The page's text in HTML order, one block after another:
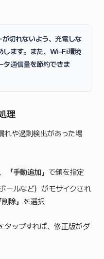
切れないよう、充電しな
します。また、Wi-Fi環境
タ通信量を節約できま
理
れや過剰検出があった場
「手動追加」 で顔を指定
ールなど）がモザイクされ
削除」 を選択
タップすれば、修正版がダ